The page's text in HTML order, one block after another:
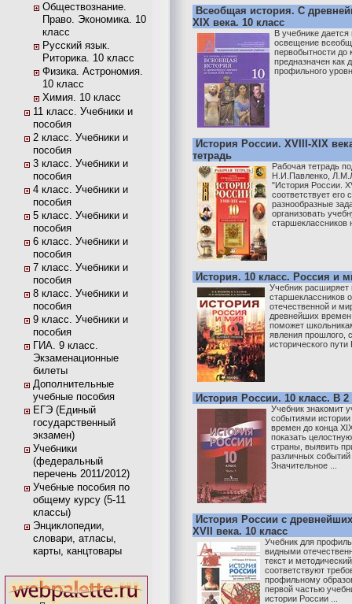
Обществознание.
Право. Экономика. 10
класс
Русский язык.
Риторика. 10 класс
Физика. Астрономия.
10 класс
Химия. 10 класс
11 класс. Учебники и
пособия
2 класс. Учебники и
пособия
3 класс. Учебники и
пособия
4 класс. Учебники и
пособия
5 класс. Учебники и
пособия
6 класс. Учебники и
пособия
7 класс. Учебники и
пособия
8 класс. Учебники и
пособия
9 класс. Учебники и
пособия
ГИА. 9 класс.
Экзаменационные
билеты
Дополнительные
учебные пособия
ЕГЭ (Единый
государственный
экзамен)
Учебники
(федеральный
перечень 2011/2012)
Учебные пособия по
общему курсу (5-11
классы)
Энциклопедии,
словари, атласы,
карты, канцтовары
Всеобщая история. С
XIX века. 10 класс
В учебнике дается
освещение
первобытности до
предназначен как
профильного
История России. XVIII-XIX
тетрадь
Рабочая тетрадь
Н.И.Павленко,
"История России.
соответствует его
разнообразные
организовать
старшеклассников
История. 10 класс. Россия и
Учебник расширяет
старшеклассников
отечественной и
древнейших времен
поможет
явления прошлого,
исторического
История России. 10 класс. В 2
Учебник знакомит
событиями
времен до конца
показать
страны, выявить
различных
Значительное ...
История России с
XVII века. 10 класс
Учебник для
видными
текст и
соответствуют
профильному
первой частью
истории России ...